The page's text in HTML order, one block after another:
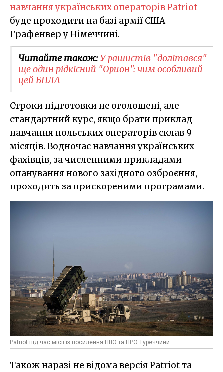
навчання українських операторів Patriot
буде проходити на базі армії США
Графенвер у Німеччині.
Читайте також:У рашистів "долітався"
ще один рідкісний "Орион": чим особливий
цей БПЛА
Строки підготовки не оголошені, але
стандартний курс, якщо брати приклад
навчання польських операторів склав 9
місяців. Водночас навчання українських
фахівців, за численними прикладами
опанування нового західного озброєння,
проходить за прискореними програмами.
Patriot під час місії із посилення ППО та ПРО Туреччини
Також наразі не відома версія Patriot та